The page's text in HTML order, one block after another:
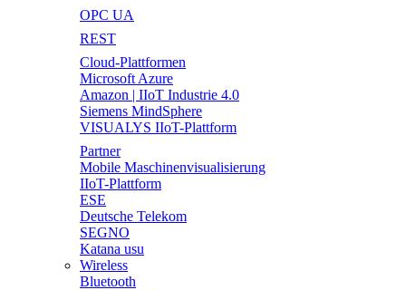
OPC UA
REST
Cloud-Plattformen
Microsoft Azure
Amazon | IIoT Industrie 4.0
Siemens MindSphere
VISUALYS IIoT-Plattform
Partner
Mobile Maschinenvisualisierung
IIoT-Plattform
ESE
Deutsche Telekom
SEGNO
Katana usu
Wireless
Bluetooth